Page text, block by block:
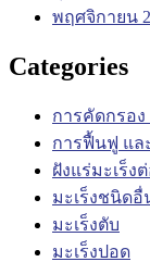
พฤศจิกายน
Categories
การคัดกรอง
การฟื้นฟู แล
ฝังแร่มะเร็ง
มะเร็งชนิดอื่
มะเร็งตับ
มะเร็งปอด